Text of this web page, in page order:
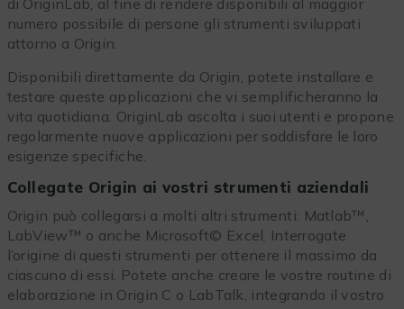
di OriginLab, al fine di rendere disponibili al maggior
numero possibile di persone gli strumenti sviluppati
attorno a Origin.
Disponibili direttamente da Origin, potete installare e
testare queste applicazioni che vi semplificheranno la
vita quotidiana. OriginLab ascolta i suoi utenti e propone
regolarmente nuove applicazioni per soddisfare le loro
esigenze specifiche.
Collegate Origin ai vostri strumenti aziendali
Origin può collegarsi a molti altri strumenti: Matlab™,
LabView™ o anche Microsoft© Excel. Interrogate
l’origine di questi strumenti per ottenere il massimo da
ciascuno di essi. Potete anche creare le vostre routine di
elaborazione in Origin C o LabTalk, integrando il vostro